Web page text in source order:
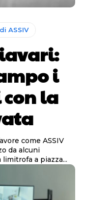
ASSIV
i
la
come ASSIV
da alcuni
a piazza...